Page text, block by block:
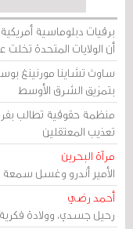
برقيات دبلوماسية
أن الولايات المتحدة تخلت
ساوث تشاينا مورنينغ
بتمزيق الشرق الأوسط
منظمة حقوقية تطالب
تعذيب المعتقلين
مرآة البحرين
الأمير أندرو وغسل سمعة
أحمد رضي
رحيل جسدي، وولادة